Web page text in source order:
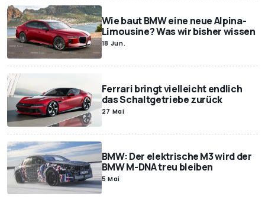
Wie baut BMW eine neue Alpina-
Limousine? Was wir bisher wissen
18 Jun.
Ferrari bringt vielleicht endlich
das Schaltgetriebe zurück
27 Mai
BMW: Der elektrische M3 wird der
BMW M-DNA treu bleiben
5 Mai